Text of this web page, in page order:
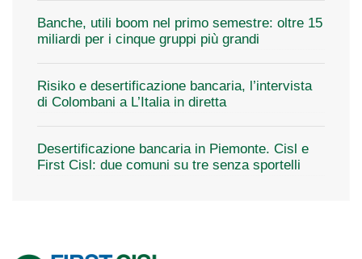
Banche, utili boom nel primo semestre: oltre 15
miliardi per i cinque gruppi più grandi
Risiko e desertificazione bancaria, l’intervista
di Colombani a L’Italia in diretta
Desertificazione bancaria in Piemonte. Cisl e
First Cisl: due comuni su tre senza sportelli